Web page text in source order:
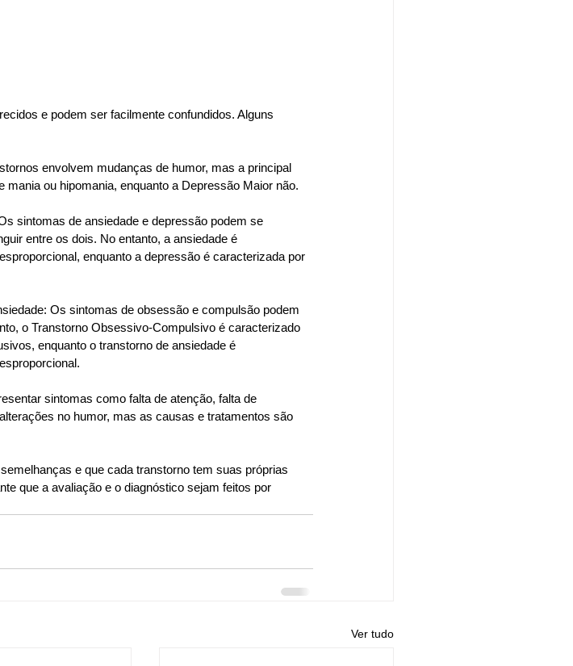
e podem ser facilmente confundidos. Alguns
envolvem mudanças de humor, mas a principal
ou hipomania, enquanto a Depressão Maior não.
sintomas de ansiedade e depressão podem se
entre os dois. No entanto, a ansiedade é
enquanto a depressão é caracterizada por
Os sintomas de obsessão e compulsão podem
o Transtorno Obsessivo-Compulsivo é caracterizado
enquanto o transtorno de ansiedade é
sintomas como falta de atenção, falta de
no humor, mas as causas e tratamentos são
e que cada transtorno tem suas próprias
que a avaliação e o diagnóstico sejam feitos por
Ver tudo